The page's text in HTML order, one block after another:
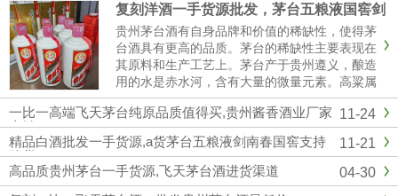
复刻洋酒一手货源批发，茅台五粮液国窖剑
南春厂家直销
贵州茅台酒有自身品牌和价值的稀缺性，使得茅
台酒具有更高的品质。茅台的稀缺性主要表现在
其原料和生产工艺上。茅台产于贵州遵义，酿造
用的水是赤水河，含有大量的微量元素。高粱属
糯高粱，其曲独特，不易传诵。生产工艺复杂，
茅台酒要五年后才能卖。这使得茅台酒口感醇厚
纯正。精品茅台五粮液一手货源批发我们是专业
供应复刻飞天茅台酒的知名白...
11-24
一比一高端飞天茅台纯原品质值得买,贵州酱香酒业厂家
直销
11-21
精品白酒批发一手货源,a货茅台五粮液剑南春国窖支持
验货
04-30
高品质贵州茅台一手货源,飞天茅台酒进货渠道